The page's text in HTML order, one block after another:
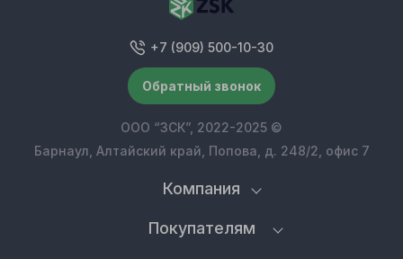
Компания
Покупателям
+7 (909) 500-10-30
Обратный звонок
ООО “ЗСК”, 2022-2025 ©
Барнаул, Алтайский край, Попова, д. 248/2, офис 7